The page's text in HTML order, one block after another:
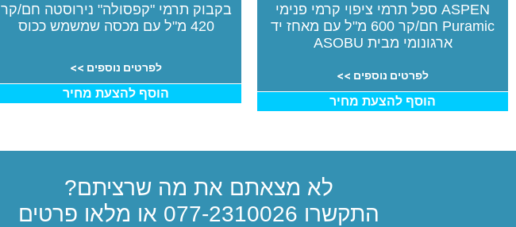
ASPEN ספל תרמי ציפוי קרמי פנימי
Puramic חם/קר 600 מ"ל עם מאחז יד
ארגונומי מבית ASOBU
לפרטים נוספים >>
הוסף להצעת מחיר
בקבוק תרמי "קפסולה" נירוסטה חם/קר
420 מ"ל עם מכסה שמשמש ככוס
לפרטים נוספים >>
הוסף להצעת מחיר
לא מצאתם את מה שרציתם?
התקשרו 077-2310026 או מלאו פרטים